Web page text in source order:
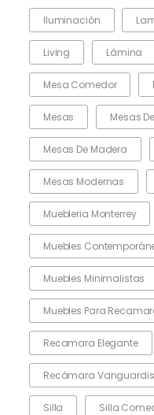
Iluminación
Living Lámina
Mesa Comedor
Mesas Mesas
Mesas De Madera
Mesas Modernas
Muebleria Monterrey
Muebles
Muebles Minimalistas
Muebles Para
Recamara Elegante
Recámara
Silla Silla